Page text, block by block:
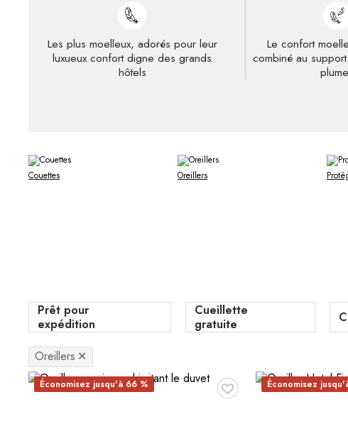
Les plus moelleux, adorés pour leur
luxueux confort digne des grands
hôtels
Le confort
combiné au
Couettes Oreillers
Prêt pour
expédition
Cueillette
gratuite
Oreillers ✕
♥
Économisez jusqu'à 66 % Économisez